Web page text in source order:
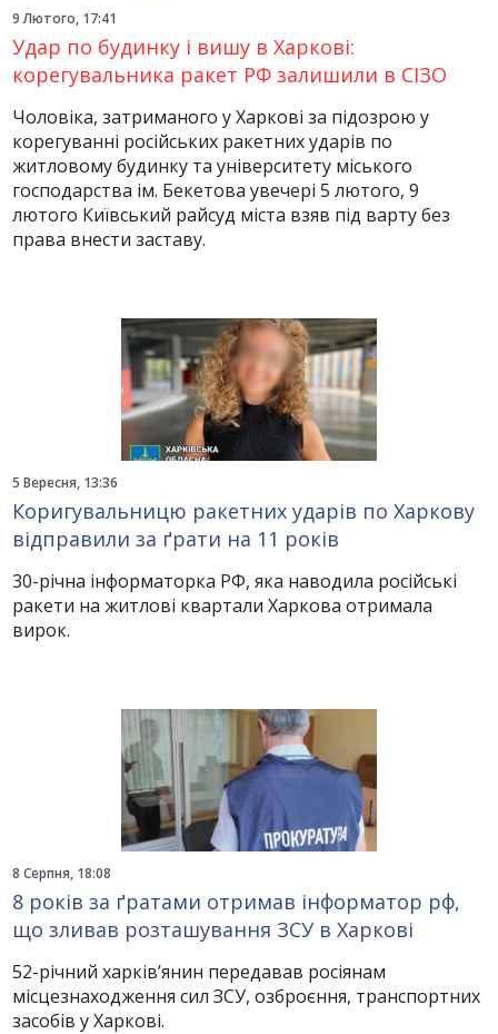
9 Лютого, 17:41
Удар по будинку і вишу в Харкові:
корегувальника ракет РФ залишили в СІЗО
Чоловіка, затриманого у Харкові за підозрою у
корегуванні російських ракетних ударів по
житловому будинку та університету міського
господарства ім. Бекетова увечері 5 лютого, 9
лютого Київський райсуд міста взяв під варту без
права внести заставу.
5 Вересня, 13:36
Коригувальницю ракетних ударів по Харкову
відправили за ґрати на 11 років
30-річна інформаторка РФ, яка наводила російські
ракети на житлові квартали Харкова отримала
вирок.
8 Серпня, 18:08
8 років за ґратами отримав інформатор рф,
що зливав розташування ЗСУ в Харкові
52-річний харків’янин передавав росіянам
місцезнаходження сил ЗСУ, озброєння, транспортних
засобів у Харкові.